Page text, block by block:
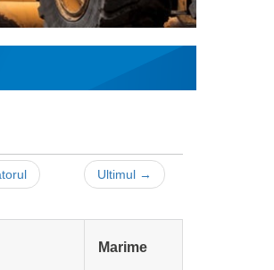
Ultimul →
Marime